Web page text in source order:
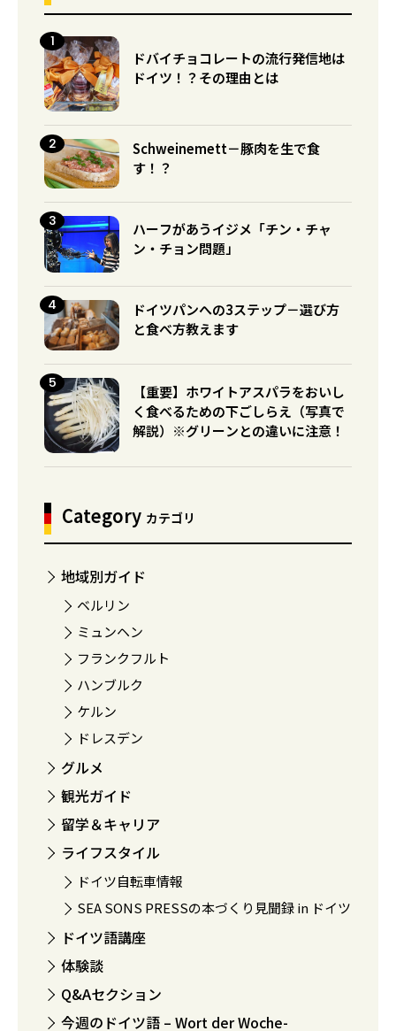
ドバイチョコレートの流行発信地は
ドイツ！？その理由とは
Schweinemett－豚肉を生で食
す！？
ハーフがあうイジメ「チン・チャ
ン・チョン問題」
ドイツパンへの3ステップ－選び方
と食べ方教えます
【重要】ホワイトアスパラをおいし
く食べるための下ごしらえ（写真で
解説）※グリーンとの違いに注意！
Category カテゴリ
地域別ガイド
ベルリン
ミュンヘン
フランクフルト
ハンブルク
ケルン
ドレスデン
グルメ
観光ガイド
留学＆キャリア
ライフスタイル
ドイツ自転車情報
SEA SONS PRESSの本づくり見聞録 in ドイツ
ドイツ語講座
体験談
Q&Aセクション
今週のドイツ語 – Wort der Woche-